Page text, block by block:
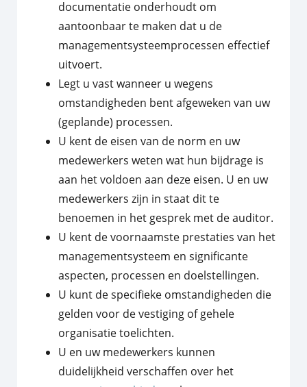
documentatie onderhoudt om
aantoonbaar te maken dat u de
managementsysteemprocessen effectief
uitvoert.
Legt u vast wanneer u wegens
omstandigheden bent afgeweken van uw
(geplande) processen.
U kent de eisen van de norm en uw
medewerkers weten wat hun bijdrage is
aan het voldoen aan deze eisen. U en uw
medewerkers zijn in staat dit te
benoemen in het gesprek met de auditor.
U kent de voornaamste prestaties van het
managementsysteem en significante
aspecten, processen en doelstellingen.
U kunt de specifieke omstandigheden die
gelden voor de vestiging of gehele
organisatie toelichten.
U en uw medewerkers kunnen
duidelijkheid verschaffen over het